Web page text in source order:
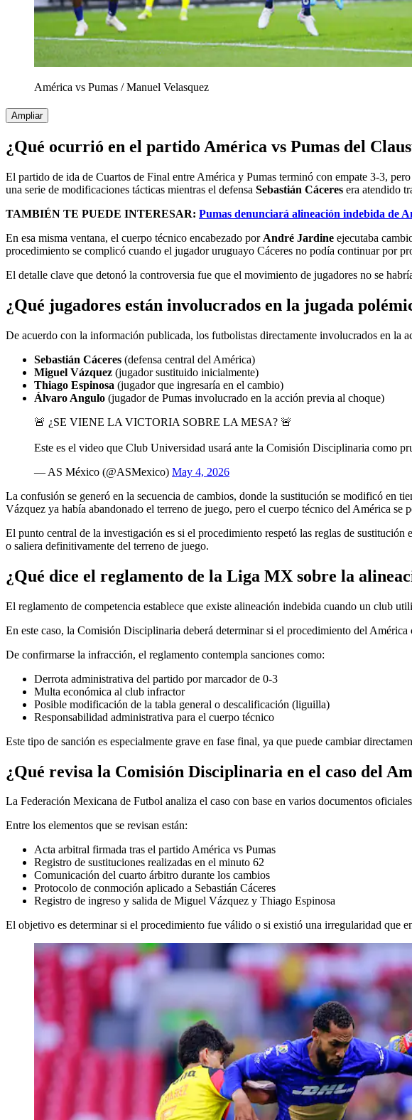
América vs Pumas /Manuel Velasquez
Ampliar
¿Qué ocurrió en el partido América vs Pumas del
El partido de ida de Cuartos de Final entre América y Pumas terminó con empate 3-3,
una serie de modificaciones tácticas mientras el defensa Sebastián Cáceres era atendido
TAMBIÉN TE PUEDE INTERESAR: Pumas denunciará alineación indebida de
En esa misma ventana, el cuerpo técnico encabezado por André Jardine ejecutaba
procedimiento se complicó cuando el jugador uruguayo Cáceres no podía continuar por
El detalle clave que detonó la controversia fue que el movimiento de jugadores no se
¿Qué jugadores están involucrados en la jugada
De acuerdo con la información publicada, los futbolistas directamente involucrados en la
Sebastián Cáceres (defensa central del América)
Miguel Vázquez (jugador sustituido inicialmente)
Thiago Espinosa (jugador que ingresaría en el cambio)
Álvaro Angulo (jugador de Pumas involucrado en la acción previa al choque)
🚨 ¿SE VIENE LA VICTORIA SOBRE LA MESA? 🚨
Este es el video que Club Universidad usará ante la Comisión Disciplinaria como
— AS México (@ASMexico) May 4, 2026
La confusión se generó en la secuencia de cambios, donde la sustitución se modificó en
Vázquez ya había abandonado el terreno de juego, pero el cuerpo técnico del América
El punto central de la investigación es si el procedimiento respetó las reglas de
o saliera definitivamente del terreno de juego.
¿Qué dice el reglamento de la Liga MX sobre la
El reglamento de competencia establece que existe alineación indebida cuando un club
En este caso, la Comisión Disciplinaria deberá determinar si el procedimiento del
De confirmarse la infracción, el reglamento contempla sanciones como:
Derrota administrativa del partido por marcador de 0-3
Multa económica al club infractor
Posible modificación de la tabla general o descalificación (liguilla)
Responsabilidad administrativa para el cuerpo técnico
Este tipo de sanción es especialmente grave en fase final, ya que puede cambiar
¿Qué revisa la Comisión Disciplinaria en el caso del
La Federación Mexicana de Futbol analiza el caso con base en varios documentos
Entre los elementos que se revisan están:
Acta arbitral firmada tras el partido América vs Pumas
Registro de sustituciones realizadas en el minuto 62
Comunicación del cuarto árbitro durante los cambios
Protocolo de conmoción aplicado a Sebastián Cáceres
Registro de ingreso y salida de Miguel Vázquez y Thiago Espinosa
El objetivo es determinar si el procedimiento fue válido o si existió una irregularidad que